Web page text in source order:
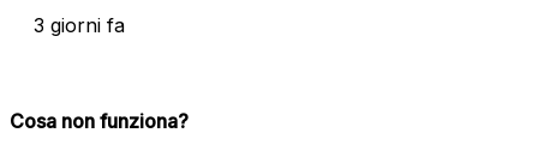
3 giorni fa
Cosa non funziona?